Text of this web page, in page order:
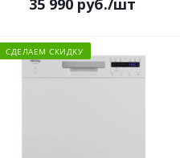
35 990 руб./шт
СДЕЛАЕМ СКИДКУ